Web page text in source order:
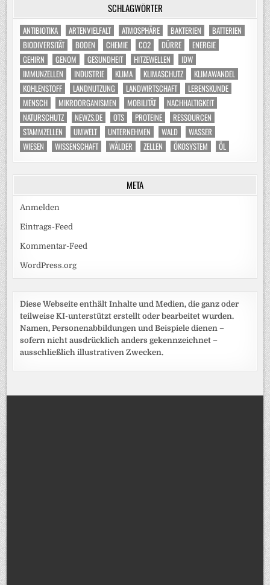
SCHLAGWÖRTER
ANTIBIOTIKA ARTENVIELFALT ATMOSPHÄRE BAKTERIEN
BATTERIEN
BIODIVERSITÄT
BODEN CHEMIE CO2 DÜRRE
ENERGIE
GEHIRN
GENOM GESUNDHEIT HITZEWELLEN
IDW
IMMUNZELLEN
INDUSTRIE KLIMA KLIMASCHUTZ
KLIMAWANDEL
KOHLENSTOFF
LANDNUTZUNG LANDWIRTSCHAFT
LEBENSKUNDE
MENSCH
MIKROORGANISMEN MOBILITÄT
NACHHALTIGKEIT
NATURSCHUTZ
NEWZS.DE OTS PROTEINE
RESSOURCEN
STAMMZELLEN
UMWELT UNTERNEHMEN WALD
WASSER
WIESEN
WISSENSCHAFT WÄLDER ZELLEN ÖKOSYSTEM ÖL
META
Anmelden
Eintrags-Feed
Kommentar-Feed
WordPress.org
Diese Webseite enthält Inhalte und Medien, die ganz oder
teilweise KI-unterstützt erstellt oder bearbeitet wurden.
Namen, Personenabbildungen und Beispiele dienen –
sofern nicht ausdrücklich anders gekennzeichnet –
ausschließlich illustrativen Zwecken.